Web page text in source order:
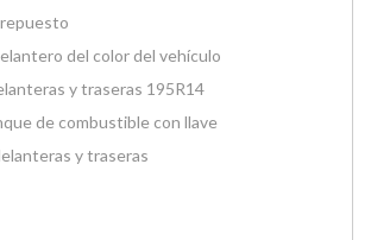
del color del vehículo
y traseras 195R14
de combustible con llave
y traseras